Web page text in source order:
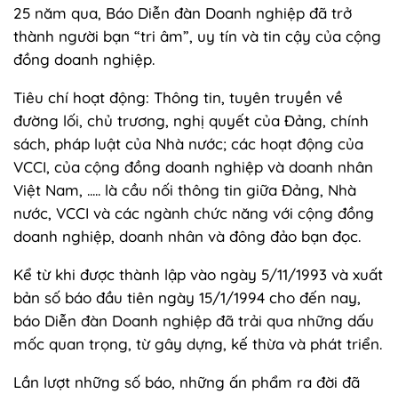
25 năm qua, Báo Diễn đàn Doanh nghiệp đã trở
thành người bạn “tri âm”, uy tín và tin cậy của cộng
đồng doanh nghiệp.
Tiêu chí hoạt động: Thông tin, tuyên truyền về
đường lối, chủ trương, nghị quyết của Đảng, chính
sách, pháp luật của Nhà nước; các hoạt động của
VCCI, của cộng đồng doanh nghiệp và doanh nhân
Việt Nam, ..... là cầu nối thông tin giữa Đảng, Nhà
nước, VCCI và các ngành chức năng với cộng đồng
doanh nghiệp, doanh nhân và đông đảo bạn đọc.
Kể từ khi được thành lập vào ngày 5/11/1993 và xuất
bản số báo đầu tiên ngày 15/1/1994 cho đến nay,
báo Diễn đàn Doanh nghiệp đã trải qua những dấu
mốc quan trọng, từ gây dựng, kế thừa và phát triển.
Lần lượt những số báo, những ấn phẩm ra đời đã